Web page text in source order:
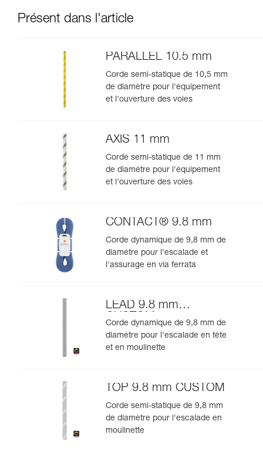
Présent dans l'article
PARALLEL 10.5 mm
Corde semi-statique de 10,5 mm
de diamètre pour l'équipement
et l'ouverture des voies
AXIS 11 mm
Corde semi-statique de 11 mm
de diamètre pour l'équipement
et l'ouverture des voies
CONTACT® 9.8 mm
Corde dynamique de 9,8 mm de
diamètre pour l'escalade et
l'assurage en via ferrata
LEAD 9.8 mm
CUSTOM
Corde dynamique de 9,8 mm de
diamètre pour l'escalade en tête
et en moulinette
TOP 9.8 mm CUSTOM
Corde semi-statique de 9,8 mm
de diamètre pour l'escalade en
moulinette